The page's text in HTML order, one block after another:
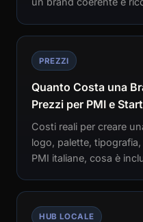
PREZZI
Quanto Costa una
Prezzi per PMI e
Costi reali per creare
logo, palette,
PMI italiane, cosa è
HUB LOCALE